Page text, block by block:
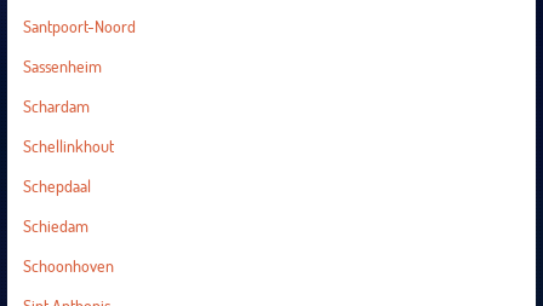
Santpoort-Noord
Sassenheim
Schardam
Schellinkhout
Schepdaal
Schiedam
Schoonhoven